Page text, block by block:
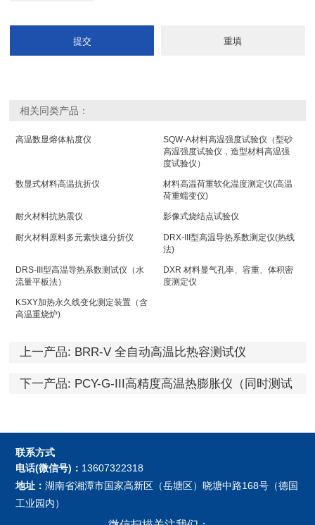
相关同类产品：
高温数显熔体粘度仪
SQW-A材料高温强度试验仪（型砂
高温强度试验仪，造型材料高温强
度试验仪）
数显式材料高温抗折仪
材料高温荷重软化温度测定仪(高温
荷重蠕变仪)
耐火材料抗热震仪 影像式烧结点试验仪
耐火材料原料多元素快速分折仪
DRX-III型高温导热系数测定仪(热线
法)
DRS-III型高温导热系数测试仪（水
流量平板法）
DXR 材料显气孔率、容重、体积密
度测定仪
KSXY加热永久线变化测定装置（含
高温重烧炉)
上一产品: BRR-V 全自动高温比热容测试仪
下一产品: PCY-G-III高精度高温热膨胀仪（同时测试
联系方式
电话(微信号)： 13607322318
地址：湖南省湘潭市国家高新区（岳塘区）晓塘中路168号（德国
工业园内）